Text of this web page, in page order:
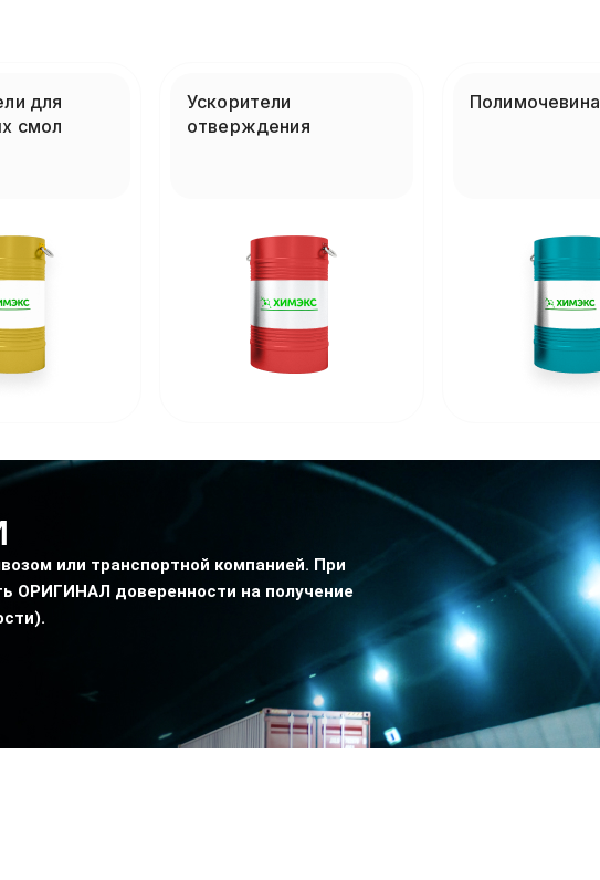
для
смол
Ускорители
отверждения
Полимочевина
или транспортной компанией. При
ОРИГИНАЛ доверенности на получение